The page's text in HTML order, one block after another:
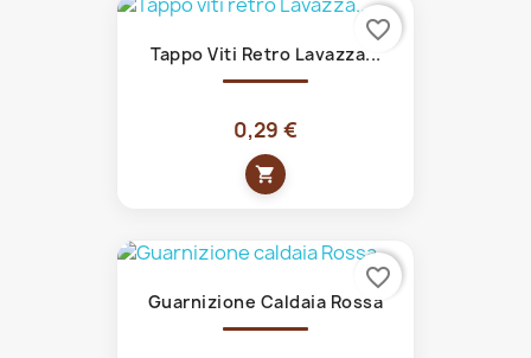
Tappo Viti Retro Lavazza...
0,29 €
shopping_cart
favorite_border
Guarnizione Caldaia Rossa
favorite_border